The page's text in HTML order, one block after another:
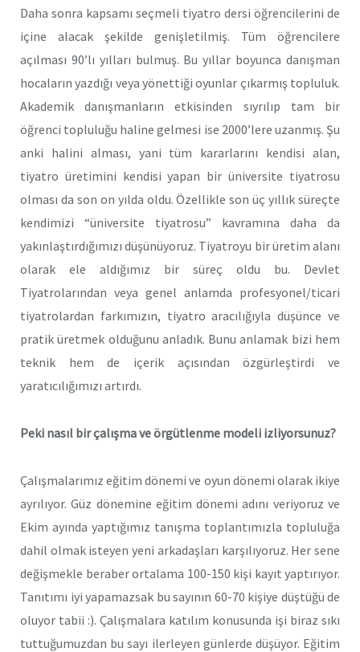
Daha sonra kapsamı seçmeli tiyatro dersi öğrencilerini de
içine alacak şekilde genişletilmiş. Tüm öğrencilere
açılması 90’lı yılları bulmuş. Bu yıllar boyunca danışman
hocaların yazdığı veya yönettiği oyunlar çıkarmış topluluk.
Akademik danışmanların etkisinden sıyrılıp tam bir
öğrenci topluluğu haline gelmesi ise 2000’lere uzanmış. Şu
anki halini alması, yani tüm kararlarını kendisi alan,
tiyatro üretimini kendisi yapan bir üniversite tiyatrosu
olması da son on yılda oldu. Özellikle son üç yıllık süreçte
kendimizi “üniversite tiyatrosu” kavramına daha da
yakınlaştırdığımızı düşünüyoruz. Tiyatroyu bir üretim alanı
olarak ele aldığımız bir süreç oldu bu. Devlet
Tiyatrolarından veya genel anlamda profesyonel/ticari
tiyatrolardan farkımızın, tiyatro aracılığıyla düşünce ve
pratik üretmek olduğunu anladık. Bunu anlamak bizi hem
teknik hem de içerik açısından özgürleştirdi ve
yaratıcılığımızı artırdı.
Peki nasıl bir çalışma ve örgütlenme modeli izliyorsunuz?
Çalışmalarımız eğitim dönemi ve oyun dönemi olarak ikiye
ayrılıyor. Güz dönemine eğitim dönemi adını veriyoruz ve
Ekim ayında yaptığımız tanışma toplantımızla topluluğa
dahil olmak isteyen yeni arkadaşları karşılıyoruz. Her sene
değişmekle beraber ortalama 100-150 kişi kayıt yaptırıyor.
Tanıtımı iyi yapamazsak bu sayının 60-70 kişiye düştüğü de
oluyor tabii :). Çalışmalara katılım konusunda işi biraz sıkı
tuttuğumuzdan bu sayı ilerleyen günlerde düşüyor. Eğitim